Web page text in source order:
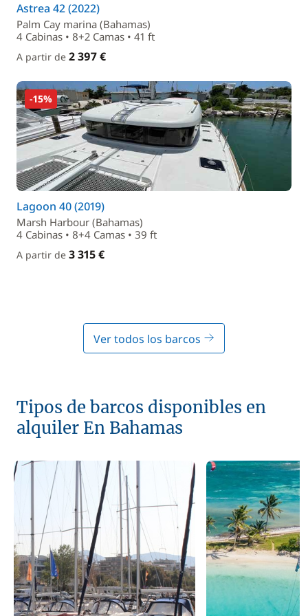
Astrea 42 (2022)
Palm Cay marina (Bahamas)
4 Cabinas • 8+2 Camas • 41 ft
A partir de 2 397 €
-15%
Lagoon 40 (2019)
Marsh Harbour (Bahamas)
4 Cabinas • 8+4 Camas • 39 ft
A partir de 3 315 €
Ver todos los barcos
Tipos de barcos disponibles en
alquiler En Bahamas